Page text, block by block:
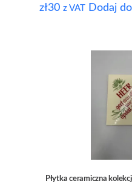
zł30 z VAT Dodaj
Płytka ceramiczna